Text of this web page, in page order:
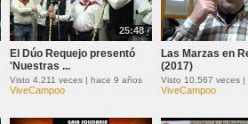
25:48
El Dúo Requejo presentó
'Nuestras ...
Visto 4.211 veces | hace 9 años
ViveCampoo
Las Marzas en
(2017)
Visto 10.567 veces
ViveCampoo